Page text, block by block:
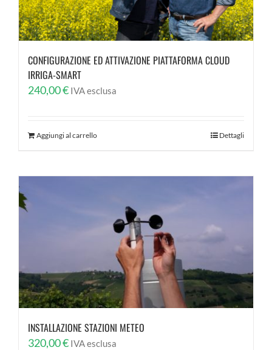
CONFIGURAZIONE ED ATTIVAZIONE PIATTAFORMA CLOUD
IRRIGA-SMART
240,00€ IVA esclusa
Aggiungi al carrello Dettagli
INSTALLAZIONE STAZIONI METEO
320,00€ IVA esclusa